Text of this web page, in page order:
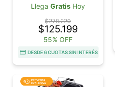
Llega Gratis Hoy
$278.220
$125.199
55% OFF
DESDE 6 CUOTAS SIN INTERÉS